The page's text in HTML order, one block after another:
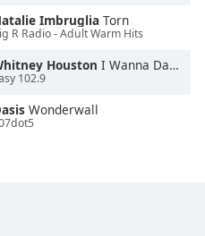
Imbruglia Torn
R Radio - Adult Warm Hits
Houston I Wanna Dance With Somebody
102.9
Wonderwall